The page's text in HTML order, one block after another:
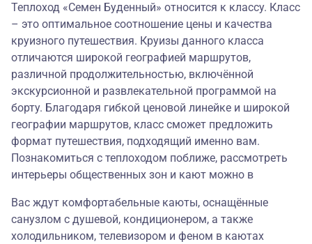
Теплоход «Семен Буденный» относится к классу. Класс
– это оптимальное соотношение цены и качества
круизного путешествия. Круизы данного класса
отличаются широкой географией маршрутов,
различной продолжительностью, включённой
экскурсионной и развлекательной программой на
борту. Благодаря гибкой ценовой линейке и широкой
географии маршрутов, класс сможет предложить
формат путешествия, подходящий именно вам.
Познакомиться с теплоходом поближе, рассмотреть
интерьеры общественных зон и кают можно в
Вас ждут комфортабельные каюты, оснащённые
санузлом с душевой, кондиционером, а также
холодильником, телевизором и феном в каютах